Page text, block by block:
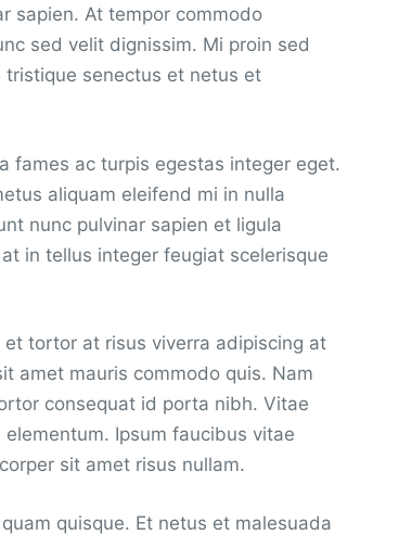
sapien. At tempor commodo
sed velit dignissim. Mi proin sed
senectus et netus et
fames ac turpis egestas integer eget.
aliquam eleifend mi in nulla
nunc pulvinar sapien et ligula
in tellus integer feugiat scelerisque
et tortor at risus viverra adipiscing at
amet mauris commodo quis. Nam
consequat id porta nibh. Vitae
Ipsum faucibus vitae
sit amet risus nullam.
quisque. Et netus et malesuada